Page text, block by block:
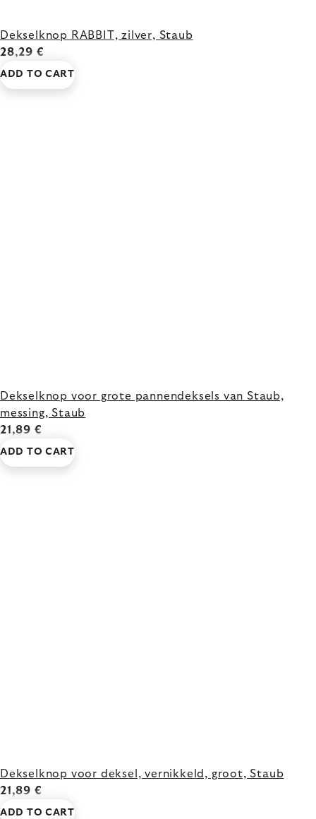
Dekselknop RABBIT, zilver, Staub
28,29 €
ADD TO CART
Dekselknop voor grote pannendeksels van Staub,
messing, Staub
21,89 €
ADD TO CART
Dekselknop voor deksel, vernikkeld, groot, Staub
21,89 €
ADD TO CART